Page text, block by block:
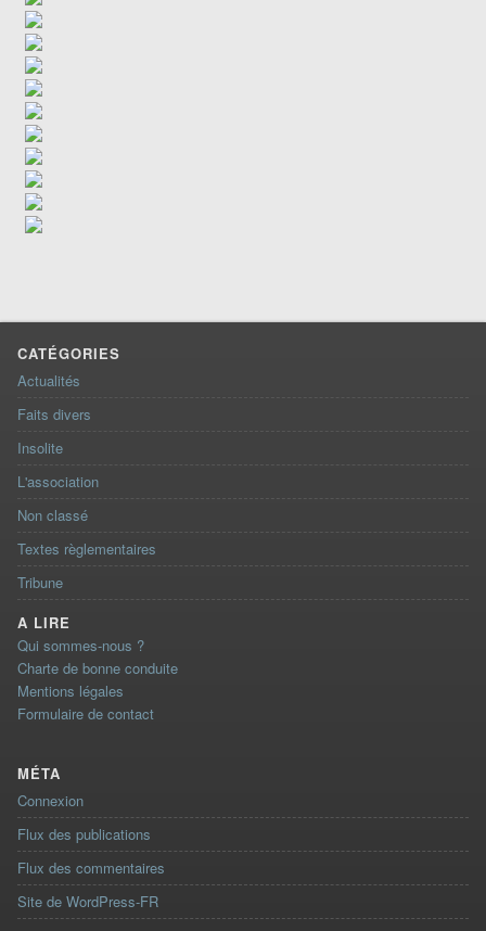
CATÉGORIES
Actualités
Faits divers
Insolite
L'association
Non classé
Textes règlementaires
Tribune
A LIRE
Qui sommes-nous ?
Charte de bonne conduite
Mentions légales
Formulaire de contact
MÉTA
Connexion
Flux des publications
Flux des commentaires
Site de WordPress-FR